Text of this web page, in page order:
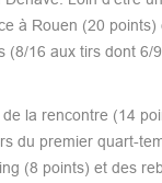
à Rouen (20
(8/16 aux tirs dont 6/
la rencontre (14
du premier quart-
(8 points) et des